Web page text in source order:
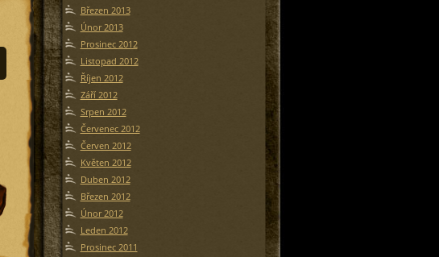
Březen 2013
Únor 2013
Prosinec 2012
Listopad 2012
Říjen 2012
Září 2012
Srpen 2012
Červenec 2012
Červen 2012
Květen 2012
Duben 2012
Březen 2012
Únor 2012
Leden 2012
Prosinec 2011